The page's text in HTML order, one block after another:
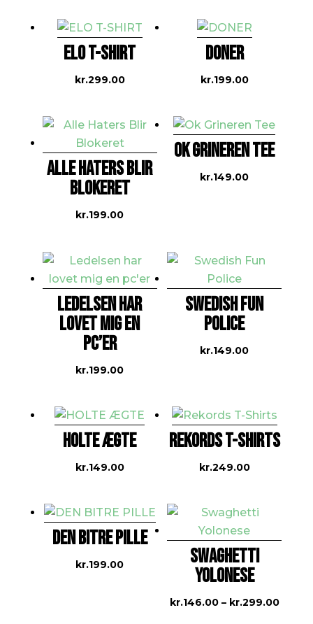
ELO T-SHIRT
kr.299.00
DONER
kr.199.00
ALLE HATERS BLIR
BLOKERET
kr.199.00
OK GRINEREN TEE
kr.149.00
LEDELSEN HAR
LOVET MIG EN
PC’ER
kr.199.00
SWEDISH FUN
POLICE
kr.149.00
HOLTE ÆGTE
kr.149.00
REKORDS T-SHIRTS
kr.249.00
DEN BITRE PILLE
kr.199.00
SWAGHETTI
YOLONESE
kr.146.00 – kr.299.00